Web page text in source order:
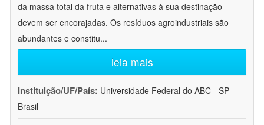
da massa total da fruta e alternativas à sua destinação
devem ser encorajadas. Os resíduos agroindustriais são
abundantes e constitu...
leia mais
Instituição/UF/País: Universidade Federal do ABC - SP -
Brasil